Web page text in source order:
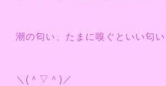
潮の匂い、たまに嗅ぐといい匂い
＼(＾▽＾)／